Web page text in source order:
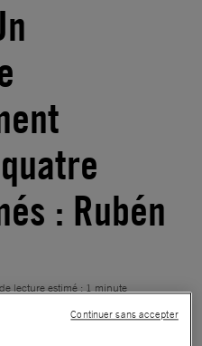
: Rubén
lecture estimé : 1 minute
Continuer sans accepter